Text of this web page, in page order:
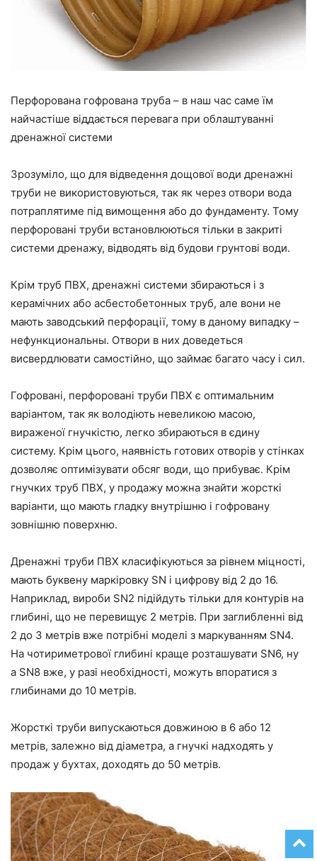
Перфорована гофрована труба – в наш час саме їм
найчастіше віддається перевага при облаштуванні
дренажної системи
Зрозуміло, що для відведення дощової води дренажні
труби не використовуються, так як через отвори вода
потраплятиме під вимощення або до фундаменту. Тому
перфоровані труби встановлюються тільки в закриті
системи дренажу, відводять від будови грунтові води.
Крім труб ПВХ, дренажні системи збираються і з
керамічних або асбестобетонных труб, але вони не
мають заводський перфорації, тому в даному випадку –
нефункциональны. Отвори в них доведеться
висвердлювати самостійно, що займає багато часу і сил.
Гофровані, перфоровані труби ПВХ є оптимальним
варіантом, так як володіють невеликою масою,
вираженої гнучкістю, легко збираються в єдину
систему. Крім цього, наявність готових отворів у стінках
дозволяє оптимізувати обсяг води, що прибуває. Крім
гнучких труб ПВХ, у продажу можна знайти жорсткі
варіанти, що мають гладку внутрішню і гофровану
зовнішню поверхню.
Дренажні труби ПВХ класифікуються за рівнем міцності,
мають буквену маркіровку SN і цифрову від 2 до 16.
Наприклад, вироби SN2 підійдуть тільки для контурів на
глибині, що не перевищує 2 метрів. При заглибленні від
2 до 3 метрів вже потрібні моделі з маркуванням SN4.
На чотириметрової глибині краще розташувати SN6, ну
а SN8 вже, у разі необхідності, можуть впоратися з
глибинами до 10 метрів.
Жорсткі труби випускаються довжиною в 6 або 12
метрів, залежно від діаметра, а гнучкі надходять у
продаж у бухтах, доходять до 50 метрів.